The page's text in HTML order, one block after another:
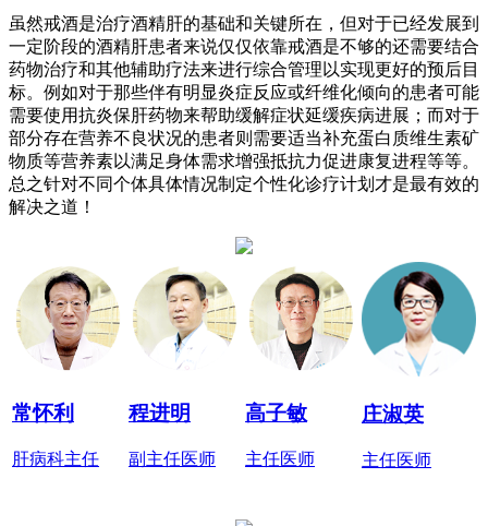
虽然戒酒是治疗酒精肝的基础和关键所在，但对于已经发展到
一定阶段的酒精肝患者来说仅仅依靠戒酒是不够的还需要结合
药物治疗和其他辅助疗法来进行综合管理以实现更好的预后目
标。例如对于那些伴有明显炎症反应或纤维化倾向的患者可能
需要使用抗炎保肝药物来帮助缓解症状延缓疾病进展；而对于
部分存在营养不良状况的患者则需要适当补充蛋白质维生素矿
物质等营养素以满足身体需求增强抵抗力促进康复进程等等。
总之针对不同个体具体情况制定个性化诊疗计划才是最有效的
解决之道！
常怀利
肝病科主任
程进明
副主任医师
高子敏
主任医师
庄淑英
主任医师